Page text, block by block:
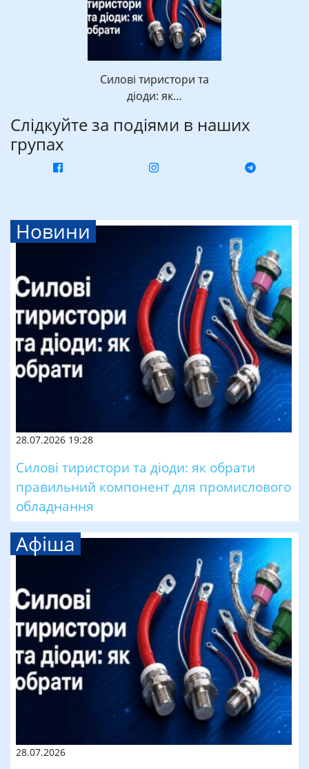
Силові тиристори та
діоди: як…
Слідкуйте за подіями в наших
групах
Новини
28.07.2026 19:28
Силові тиристори та діоди: як обрати
правильний компонент для промислового
обладнання
Афіша
28.07.2026